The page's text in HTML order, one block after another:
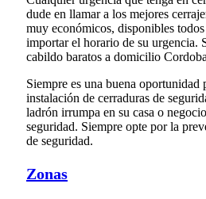
dude en llamar a los mejores
muy económicos, disponibles
importar el horario de su urgencia.
cabildo baratos a domicilio
Siempre es una buena oportunidad
instalación de cerraduras de
ladrón irrumpa en su casa o
seguridad. Siempre opte por la
de seguridad.
Zonas